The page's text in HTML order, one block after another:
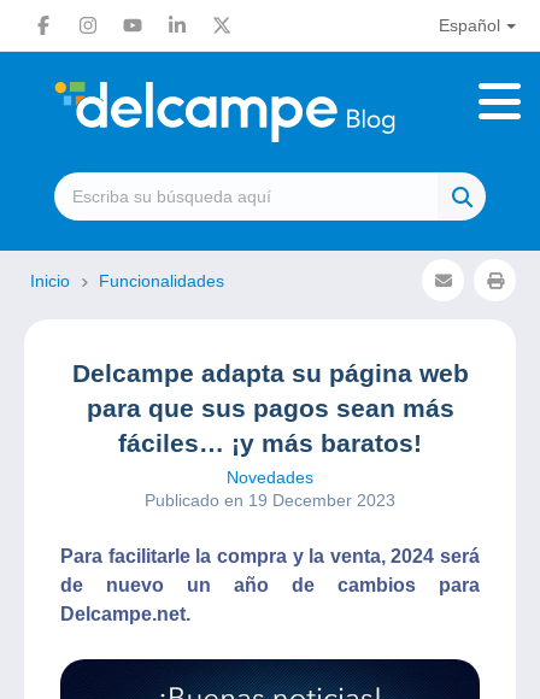
Español
Inicio Funcionalidades
Delcampe adapta su página web
para que sus pagos sean más
fáciles… ¡y más baratos!
Novedades
Publicado en 19 December 2023
Para facilitarle la compra y la venta, 2024 será
de nuevo un año de cambios para
Delcampe.net.